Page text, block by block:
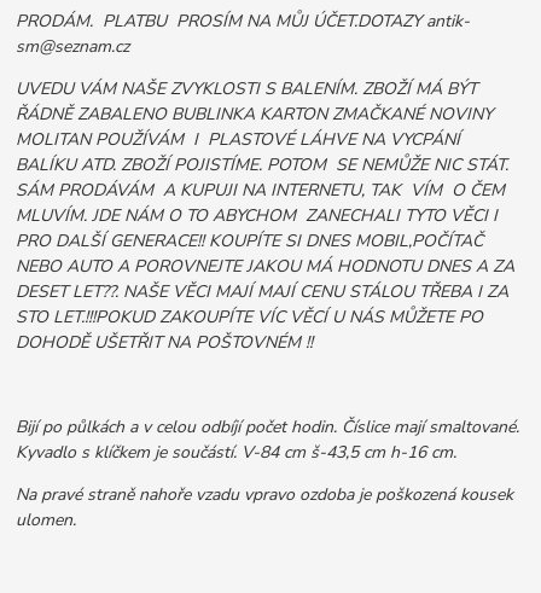
PRODÁM. PLATBU PROSÍM NA MŮJ ÚČET.DOTAZY antik-
sm@seznam.cz
UVEDU VÁM NAŠE ZVYKLOSTI S BALENÍM. ZBOŽÍ MÁ BÝT
ŘÁDNĚ ZABALENO BUBLINKA KARTON ZMAČKANÉ NOVINY
MOLITAN POUŽÍVÁM I PLASTOVÉ LÁHVE NA VYCPÁNÍ
BALÍKU ATD. ZBOŽÍ POJISTÍME. POTOM SE NEMŮŽE NIC STÁT.
SÁM PRODÁVÁM A KUPUJI NA INTERNETU, TAK VÍM O ČEM
MLUVÍM. JDE NÁM O TO ABYCHOM ZANECHALI TYTO VĚCI I
PRO DALŠÍ GENERACE!! KOUPÍTE SI DNES MOBIL,POČÍTAČ
NEBO AUTO A POROVNEJTE JAKOU MÁ HODNOTU DNES A ZA
DESET LET??. NAŠE VĚCI MAJÍ MAJÍ CENU STÁLOU TŘEBA I ZA
STO LET.!!!POKUD ZAKOUPÍTE VÍC VĚCÍ U NÁS MŮŽETE PO
DOHODĚ UŠETŘIT NA POŠTOVNÉM !!
Bijí po půlkách a v celou odbíjí počet hodin. Číslice mají smaltované.
Kyvadlo s klíčkem je součástí. V-84 cm š-43,5 cm h-16 cm.
Na pravé straně nahoře vzadu vpravo ozdoba je poškozená kousek
ulomen.